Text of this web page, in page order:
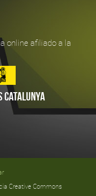
online afiliado a la
Catalunya
Creative Commons